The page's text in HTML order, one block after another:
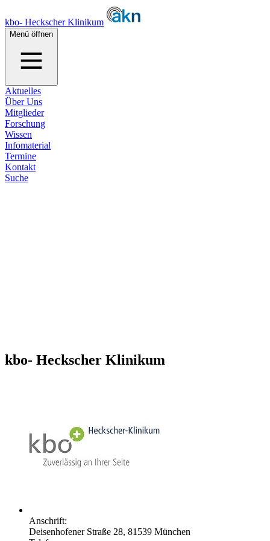
kbo- Heckscher Klinikum
Menü öffnen
Aktuelles
Über Uns
Mitglieder
Forschung
Wissen
Infomaterial
Termine
Kontakt
Suche
kbo- Heckscher Klinikum
Anschrift:
Deisenhofener Straße 28, 81539 München